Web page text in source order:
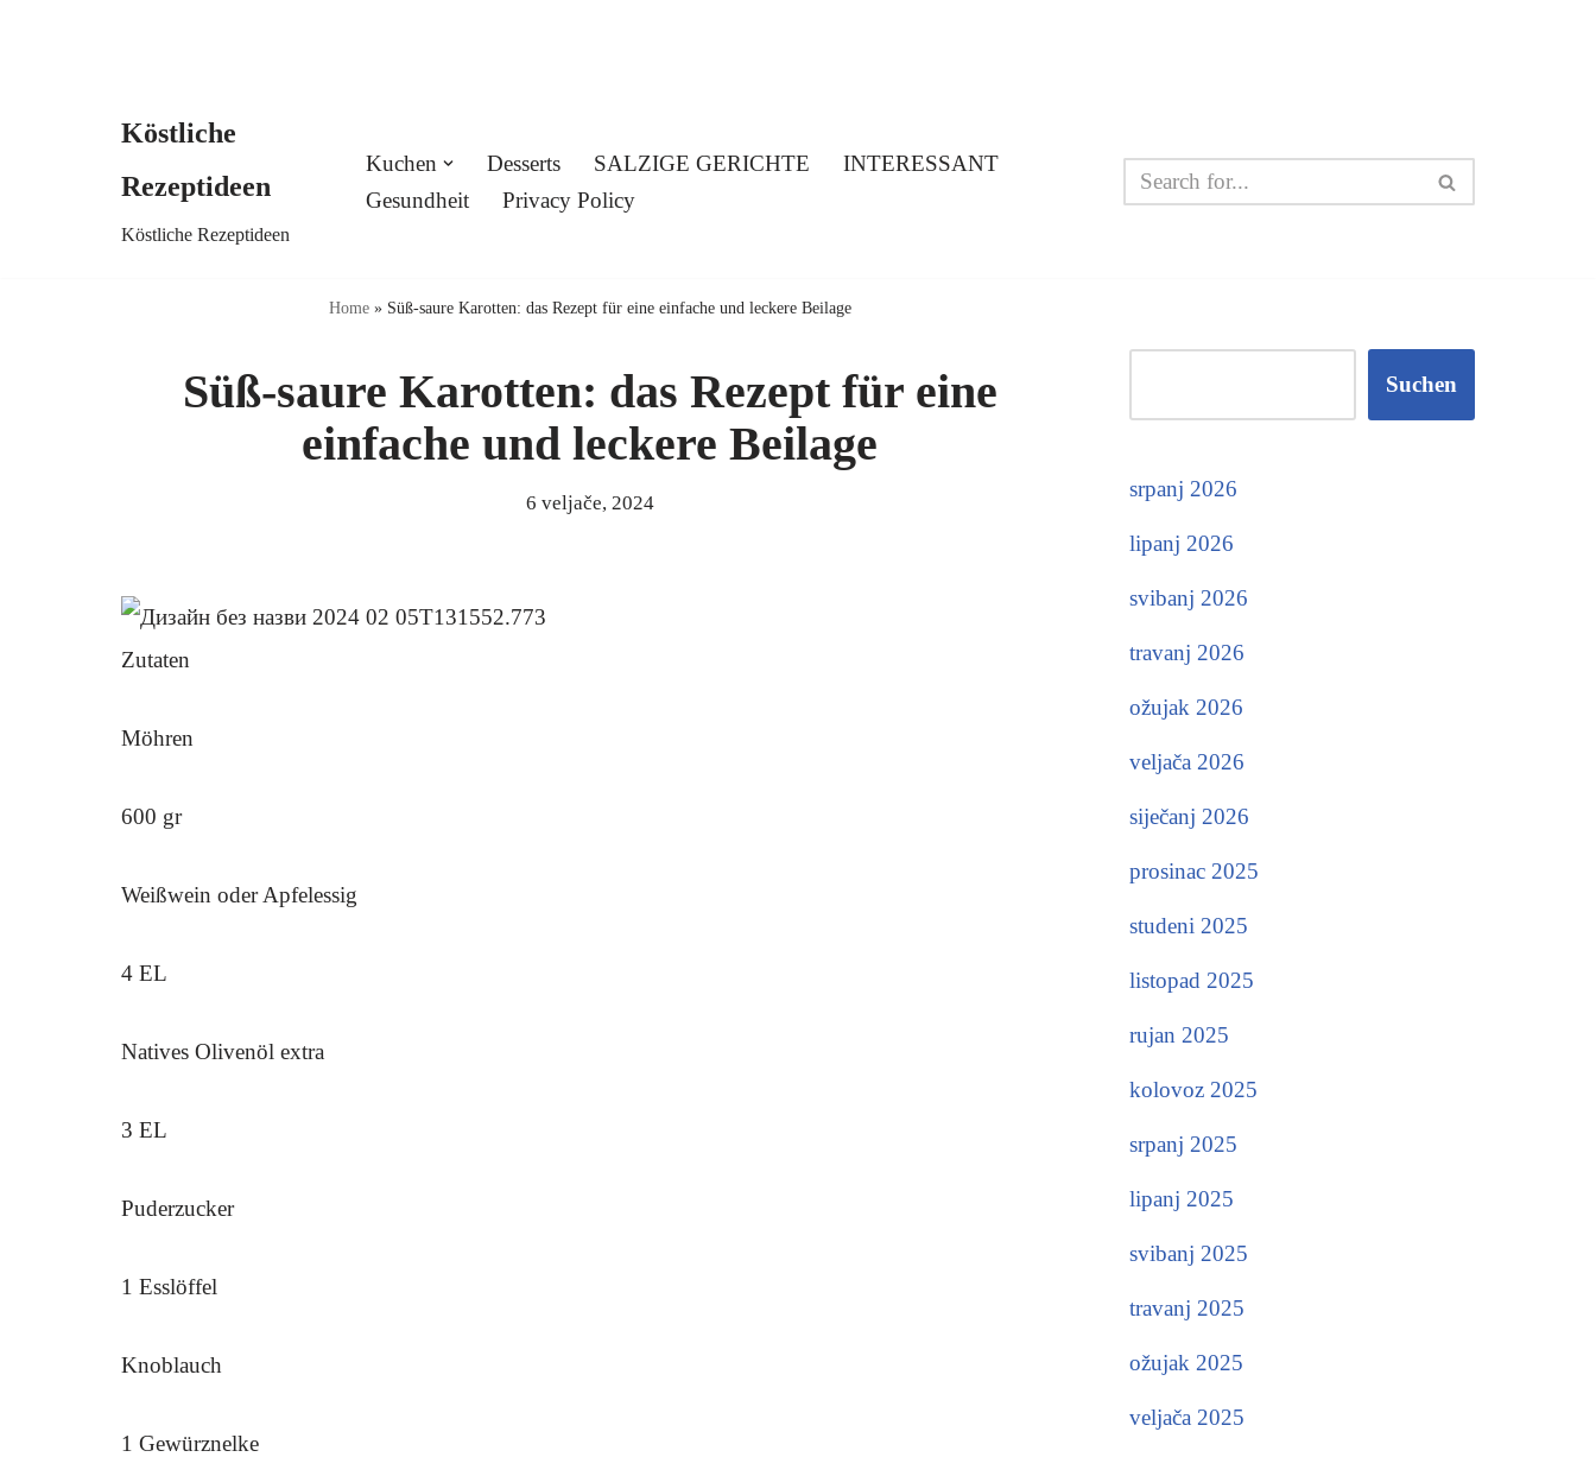
Köstliche
Rezeptideen
Köstliche Rezeptideen
Kuchen Desserts SALZIGE GERICHTE
INTERESSANT
Gesundheit
Privacy Policy
Home» Süß-saure Karotten: das Rezept für eine einfache und leckere Beilage
Süß-saure Karotten: das Rezept für eine
einfache und leckere Beilage
6 veljače, 2024
Zutaten
Möhren
600 gr
Weißwein oder Apfelessig
4 EL
Natives Olivenöl extra
3 EL
Puderzucker
1 Esslöffel
Knoblauch
1 Gewürznelke
Suchen
srpanj 2026
lipanj 2026
svibanj 2026
travanj 2026
ožujak 2026
veljača 2026
siječanj 2026
prosinac 2025
studeni 2025
listopad 2025
rujan 2025
kolovoz 2025
srpanj 2025
lipanj 2025
svibanj 2025
travanj 2025
ožujak 2025
veljača 2025